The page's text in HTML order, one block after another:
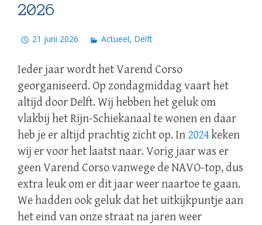
2026
21 juni 2026 Actueel, Delft
Ieder jaar wordt het Varend Corso
georganiseerd. Op zondagmiddag vaart het
altijd door Delft. Wij hebben het geluk om
vlakbij het Rijn-Schiekanaal te wonen en daar
heb je er altijd prachtig zicht op. In 2024keken
wij er voor het laatst naar. Vorig jaar was er
geen Varend Corso vanwege de NAVO-top, dus
extra leuk om er dit jaar weer naartoe te gaan.
We hadden ook geluk dat het uitkijkpuntje aan
het eind van onze straat na jaren weer